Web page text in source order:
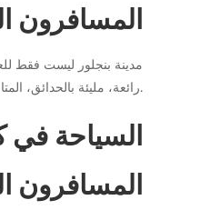
المسافرون
مدينة بنجلور ليست فقط
رائعة، مليئة بالحدائق، المتاحف، والمولات.
السياحة في
المسافرون